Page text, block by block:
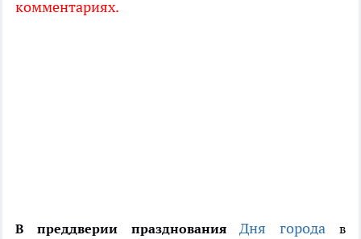
комментариях.
В преддверии празднованияДня города в